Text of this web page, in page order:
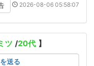
2026-08-06 05:58:07
ツ /20代 】
送る